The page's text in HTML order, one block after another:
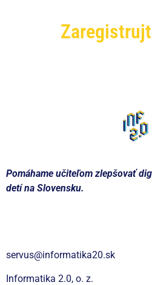
Pomáhame učiteľom zlepšovať
detí na Slovensku.
servus@informatika20.sk
Informatika 2.0, o. z.